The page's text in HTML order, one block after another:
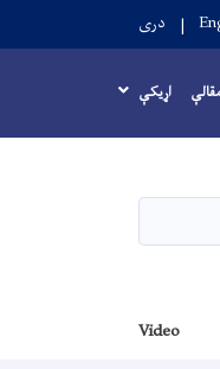
دری
مقالې اړيکې
Video